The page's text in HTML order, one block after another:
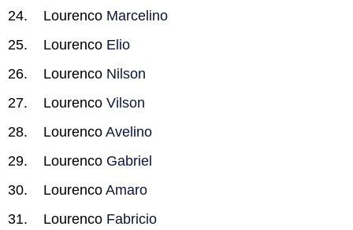
Lourenco Marcelino
Lourenco Elio
Lourenco Nilson
Lourenco Vilson
Lourenco Avelino
Lourenco Gabriel
Lourenco Amaro
Lourenco Fabricio